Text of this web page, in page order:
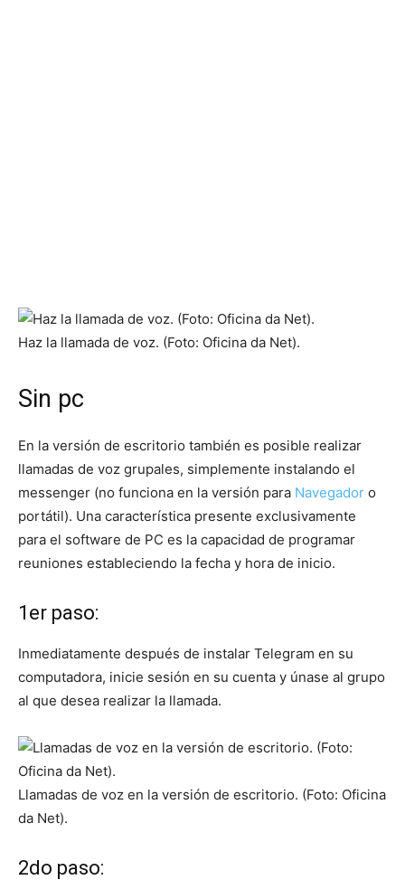
Haz la llamada de voz. (Foto: Oficina da Net).
Sin pc
En la versión de escritorio también es posible realizar
llamadas de voz grupales, simplemente instalando el
messenger (no funciona en la versión para Navegador o
portátil). Una característica presente exclusivamente
para el software de PC es la capacidad de programar
reuniones estableciendo la fecha y hora de inicio.
1er paso:
Inmediatamente después de instalar Telegram en su
computadora, inicie sesión en su cuenta y únase al grupo
al que desea realizar la llamada.
Llamadas de voz en la versión de escritorio. (Foto: Oficina
da Net).
2do paso: